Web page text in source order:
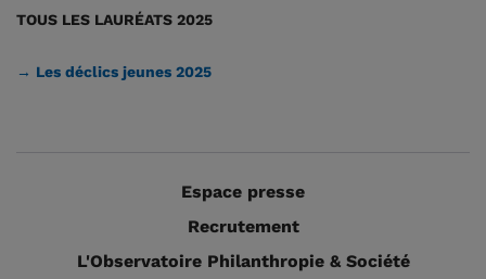
TOUS LES LAURÉATS 2025
→ Les déclics jeunes 2025
Espace presse
Recrutement
L'Observatoire Philanthropie & Société